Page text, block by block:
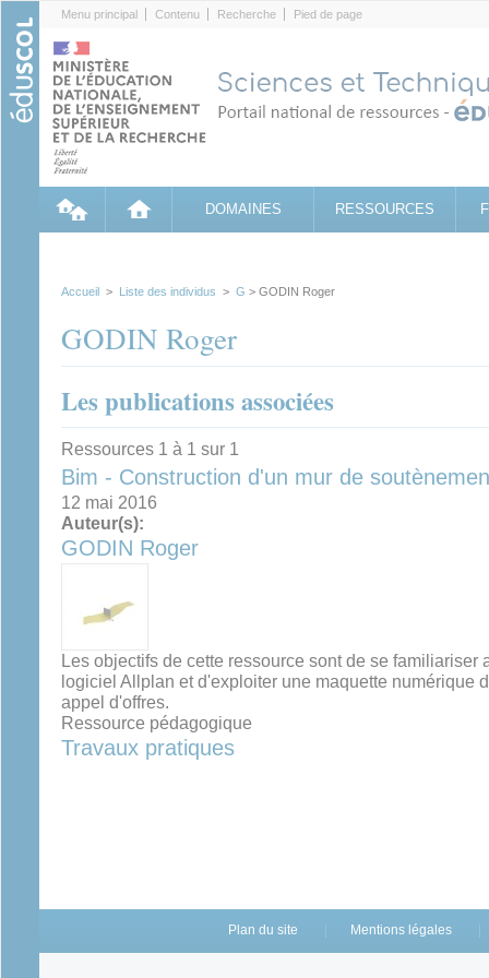
Menu principal Contenu Recherche Pied de page
DOMAINES RESSOURCES
Accueil > Liste des individus > G > GODIN Roger
GODIN Roger
Les publications associées
Ressources 1 à 1 sur 1
Bim - Construction d'un mur de
12 mai 2016
Auteur(s):
GODIN Roger
Les objectifs de cette ressource sont de se familiariser
logiciel Allplan et d'exploiter une maquette numérique
appel d'offres.
Ressource pédagogique
Travaux pratiques
Plan du site Mentions légales